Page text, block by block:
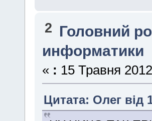
2 Головний
информатики
« : 15 Травня
Цитата: Олег від